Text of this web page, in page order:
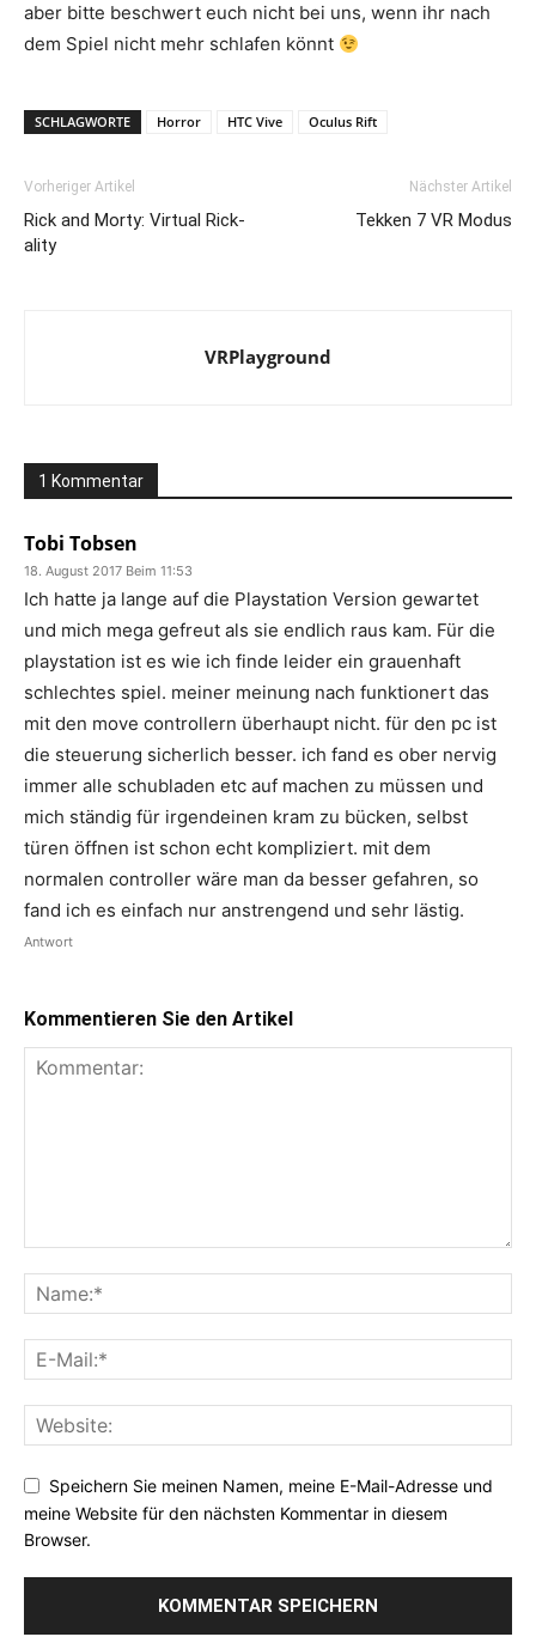
aber bitte beschwert euch nicht bei uns, wenn ihr nach
dem Spiel nicht mehr schlafen könnt
SCHLAGWORTE Horror HTC Vive Oculus Rift
Vorheriger Artikel
Rick and Morty: Virtual Rick-
ality
Nächster Artikel
Tekken 7 VR Modus
VRPlayground
1 Kommentar
Tobi Tobsen
18. August 2017 Beim 11:53
Ich hatte ja lange auf die Playstation Version gewartet
und mich mega gefreut als sie endlich raus kam. Für die
playstation ist es wie ich finde leider ein grauenhaft
schlechtes spiel. meiner meinung nach funktionert das
mit den move controllern überhaupt nicht. für den pc ist
die steuerung sicherlich besser. ich fand es ober nervig
immer alle schubladen etc auf machen zu müssen und
mich ständig für irgendeinen kram zu bücken, selbst
türen öffnen ist schon echt kompliziert. mit dem
normalen controller wäre man da besser gefahren, so
fand ich es einfach nur anstrengend und sehr lästig.
Antwort
Kommentieren Sie den Artikel
Speichern Sie meinen Namen, meine E-Mail-Adresse und
meine Website für den nächsten Kommentar in diesem
Browser.